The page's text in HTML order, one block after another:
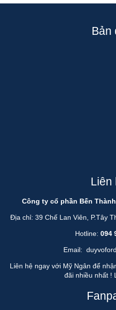
Bản
Liên
Công ty cổ phần Bến
Địa chỉ: 39 Chế Lan Viên, P.Tây
Hotline: 094
Email:
Liên hệ ngay với Mỹ Ngân để
đãi nhiều nhất !